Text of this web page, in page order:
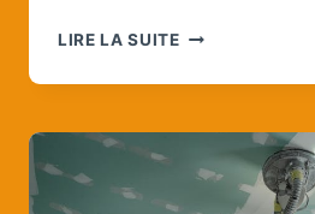
LIRE LA SUITEOUTIL
L
LA
LISTE
ULTIME